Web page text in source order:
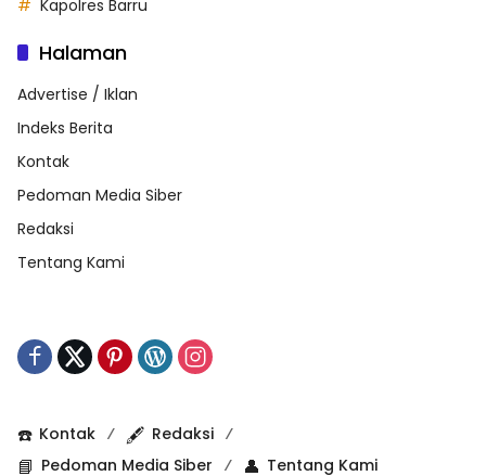
Kapolres Barru
Halaman
Advertise / Iklan
Indeks Berita
Kontak
Pedoman Media Siber
Redaksi
Tentang Kami
☎️ Kontak 🖋️ Redaksi
📘 Pedoman Media Siber 👤 Tentang Kami